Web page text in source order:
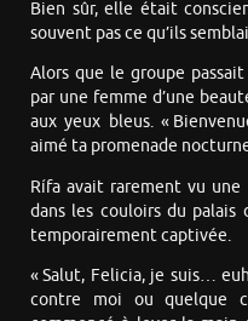
Bien sûr, elle était
souvent pas ce qu’ils
Alors que le groupe
par une femme d’une
aux yeux bleus. «
aimé ta promenade
Rífa avait rarement vu
dans les couloirs du palais
temporairement captivée.
« Salut, Felicia, je suis…
contre moi ou quelque